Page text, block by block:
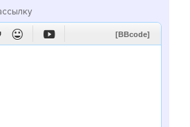
  [BBcode]